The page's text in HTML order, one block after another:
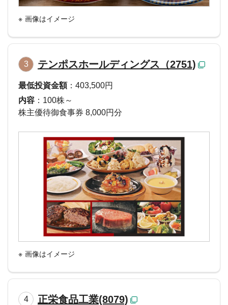
画像はイメージ
3 テンポスホールディングス（2751)
最低投資金額：403,500円
内容 ：100株～
株主優待御食事券 8,000円分
画像はイメージ
4 正栄食品工業(8079)